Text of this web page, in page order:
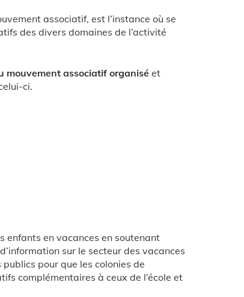
associatif, est l’instance où se
des divers domaines de l’activité
mouvement associatif organiséet
ci.
enfants en vacances en soutenant
sur le secteur des vacances
pour que les colonies de
complémentaires à ceux de l’école et